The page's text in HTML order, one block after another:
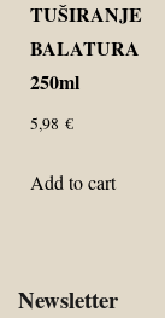
TUŠIRANJE
BALATURA
250ml
5,98 €
Add to cart
Newsletter